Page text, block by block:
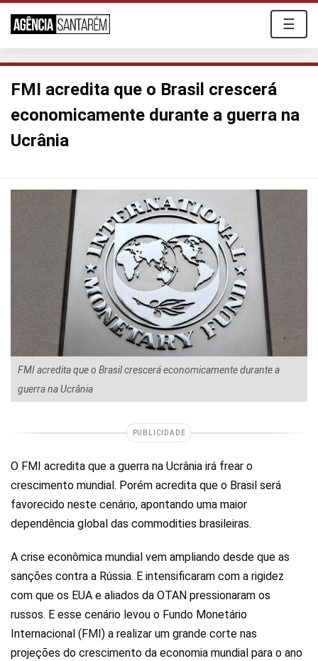
☰
FMI acredita que o Brasil crescerá
economicamente durante a guerra na
Ucrânia
FMI acredita que o Brasil crescerá economicamente durante a
guerra na Ucrânia
PUBLICIDADE
O FMI acredita que a guerra na Ucrânia irá frear o
crescimento mundial. Porém acredita que o Brasil será
favorecido neste cenário, apontando uma maior
dependência global das commodities brasileiras.
A crise econômica mundial vem ampliando desde que as
sanções contra a Rússia. E intensificaram com a rigidez
com que os EUA e aliados da OTAN pressionaram os
russos. E esse cenário levou o Fundo Monetário
Internacional (FMI) a realizar um grande corte nas
projeções do crescimento da economia mundial para o ano